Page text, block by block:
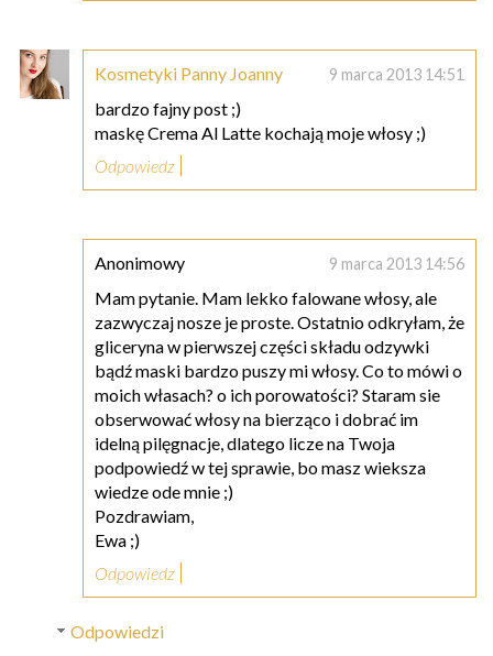
Kosmetyki Panny Joanny 9 marca 2013 14:51
bardzo fajny post ;)
maskę Crema Al Latte kochają moje włosy ;)
Odpowiedz
Anonimowy 9 marca 2013 14:56
Mam pytanie. Mam lekko falowane włosy, ale
zazwyczaj nosze je proste. Ostatnio odkryłam, że
gliceryna w pierwszej części składu odzywki
bądź maski bardzo puszy mi włosy. Co to mówi o
moich własach? o ich porowatości? Staram sie
obserwować włosy na bierząco i dobrać im
idelną pilęgnacje, dlatego licze na Twoja
podpowiedź w tej sprawie, bo masz wieksza
wiedze ode mnie ;)
Pozdrawiam,
Ewa ;)
Odpowiedz
Odpowiedzi